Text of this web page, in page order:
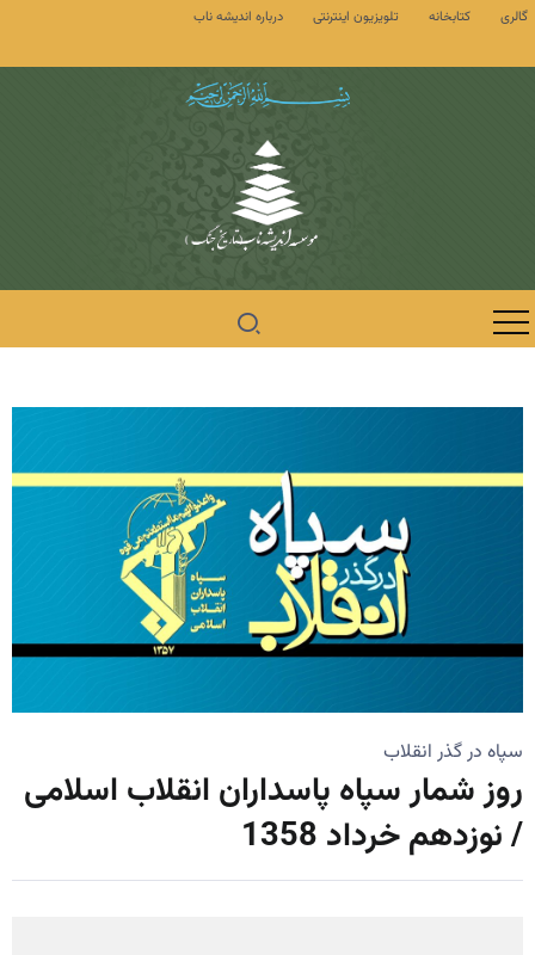
گالری کتابخانه تلویزیون اینترنتی درباره اندیشه ناب
سپاه در گذر انقلاب
روز شمار سپاه پاسداران انقلاب اسلامی
/ نوزدهم خرداد 1358